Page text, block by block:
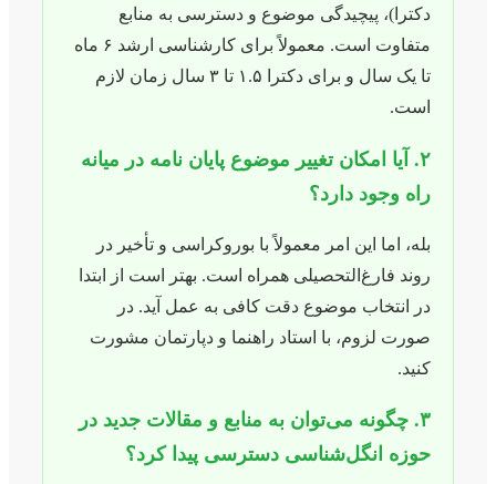
دکترا)، پیچیدگی موضوع و دسترسی به منابع
متفاوت است. معمولاً برای کارشناسی ارشد ۶ ماه
تا یک سال و برای دکترا ۱.۵ تا ۳ سال زمان لازم
است.
۲. آیا امکان تغییر موضوع پایان نامه در میانه
راه وجود دارد؟
بله، اما این امر معمولاً با بوروکراسی و تأخیر در
روند فارغ‌التحصیلی همراه است. بهتر است از ابتدا
در انتخاب موضوع دقت کافی به عمل آید. در
صورت لزوم، با استاد راهنما و دپارتمان مشورت
کنید.
۳. چگونه می‌توان به منابع و مقالات جدید در
حوزه انگل‌شناسی دسترسی پیدا کرد؟